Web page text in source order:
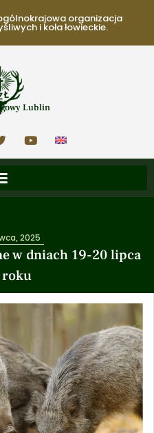
organizacja
i koła łowieckie.
Lublin
w dniach 19-20 lipca
roku
2025